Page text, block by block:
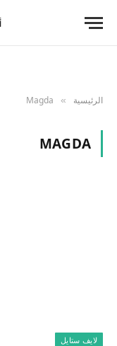
الرئيسية »
Magda
MAGDA
لايف ستايل